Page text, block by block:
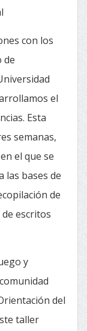
con los
de
el
Esta
semanas,
el que se
las bases de
de
escritos
y
del
taller